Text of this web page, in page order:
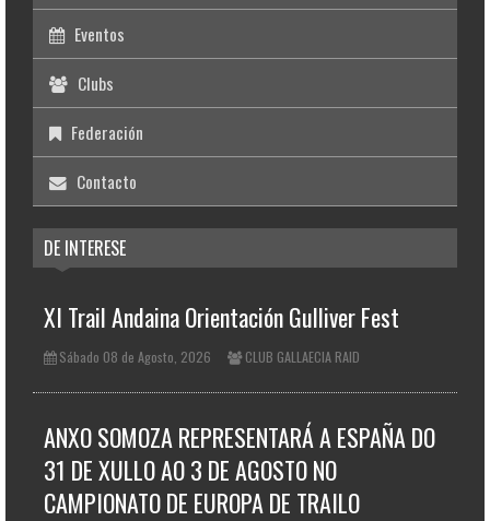
Eventos
Clubs
Federación
Contacto
DE INTERESE
XI Trail Andaina Orientación Gulliver Fest
Sábado 08 de Agosto, 2026 CLUB GALLAECIA RAID
ANXO SOMOZA REPRESENTARÁ A ESPAÑA DO
31 DE XULLO AO 3 DE AGOSTO NO
CAMPIONATO DE EUROPA DE TRAILO